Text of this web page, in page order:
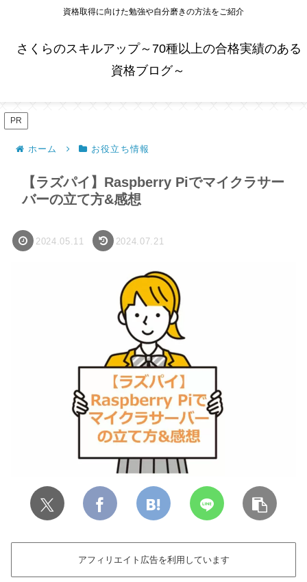
資格取得に向けた勉強や自分磨きの方法をご紹介
さくらのスキルアップ～70種以上の合格実績のある
資格ブログ～
PR
ホーム お役立ち情報
【ラズパイ】Raspberry Piでマイクラサー
バーの立て方&感想
2024.05.11 2024.07.21
アフィリエイト広告を利用しています